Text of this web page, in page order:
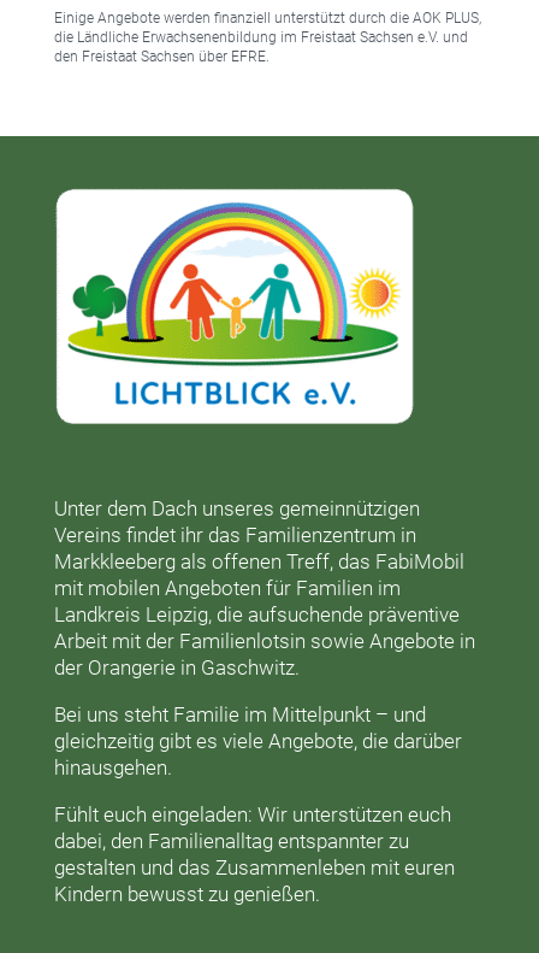
Einige Angebote werden finanziell unterstützt durch die AOK PLUS,
die Ländliche Erwachsenenbildung im Freistaat Sachsen e.V. und
den Freistaat Sachsen über EFRE.
Unter dem Dach unseres gemeinnützigen
Vereins findet ihr das Familienzentrum in
Markkleebergals offenen Treff, das FabiMobil
mit mobilen Angeboten für Familien im
Landkreis Leipzig, die aufsuchende präventive
Arbeit mit der Familienlotsin sowie Angebote in
der Orangeriein Gaschwitz.
Bei uns steht Familie im Mittelpunkt – und
gleichzeitig gibt es viele Angebote, die darüber
hinausgehen.
Fühlt euch eingeladen: Wir unterstützen euch
dabei, den Familienalltag entspannter zu
gestalten und das Zusammenleben mit euren
Kindern bewusst zu genießen.